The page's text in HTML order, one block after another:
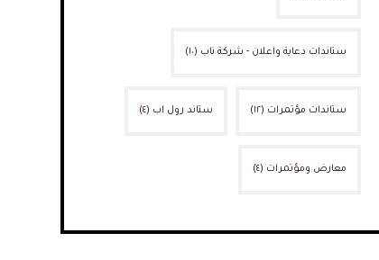
ستاندات دعاية واعلان - شركة ناب (١٠)
ستاندات مؤتمرات (١٢) ستاند رول اب (٤)
معارض ومؤتمرات (٤)